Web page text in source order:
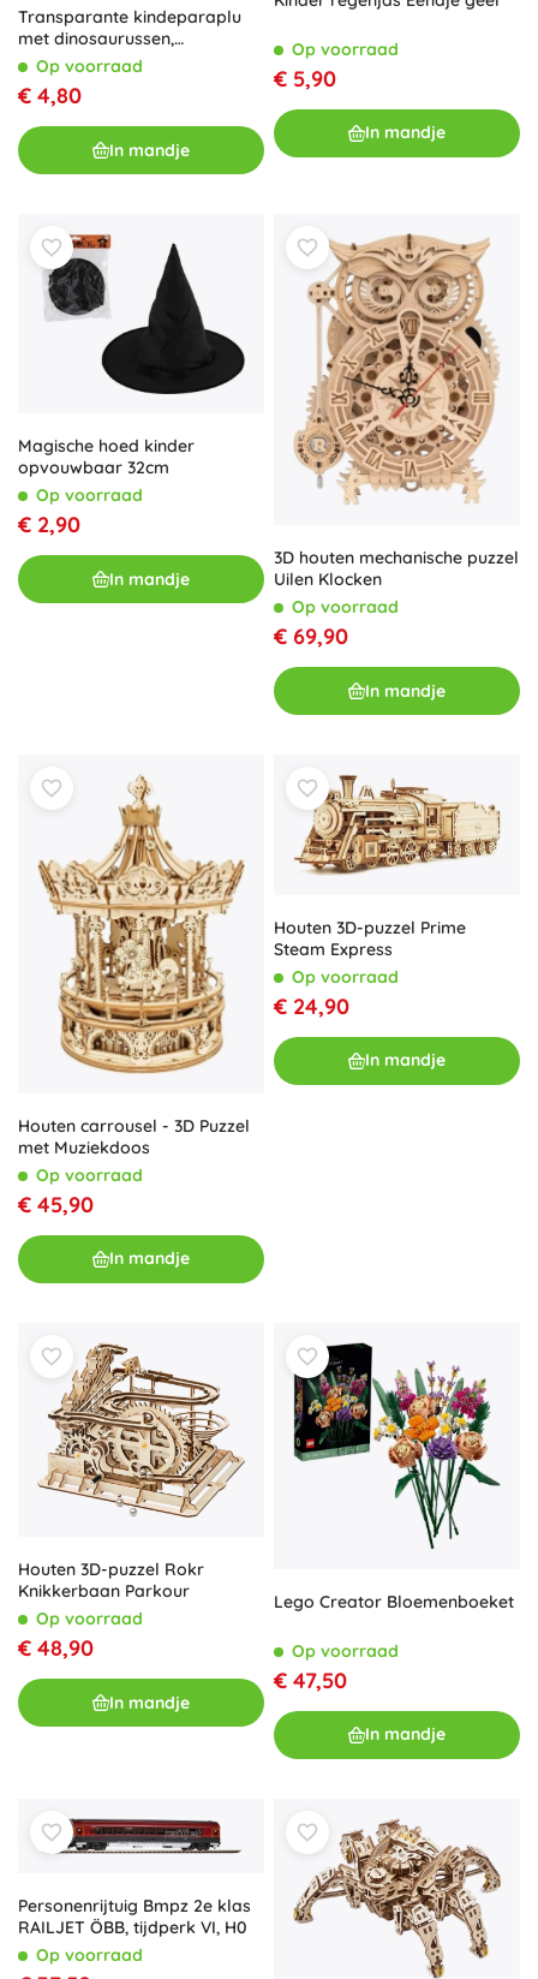
Transparante kindeparaplu
met dinosaurussen,
automatisch, 64 cm
Op voorraad
€ 4,80
In mandje
Op voorraad
€ 5,90
In mandje
Magische hoed kinder
opvouwbaar 32cm
Op voorraad
€ 2,90
In mandje
3D houten mechanische puzzel
Uilen Klocken
Op voorraad
€ 69,90
In mandje
Houten carrousel - 3D Puzzel
met Muziekdoos
Op voorraad
€ 45,90
In mandje
Houten 3D-puzzel Prime
Steam Express
Op voorraad
€ 24,90
In mandje
Houten 3D-puzzel Rokr
Knikkerbaan Parkour
Op voorraad
€ 48,90
In mandje
Lego Creator Bloemenboeket
Op voorraad
€ 47,50
In mandje
Personenrijtuig Bmpz 2e klas
RAILJET ÖBB, tijdperk VI, H0
Op voorraad